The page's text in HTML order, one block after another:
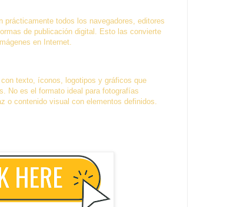
prácticamente todos los navegadores, editores
de publicación digital. Esto las convierte
en Internet.
texto, íconos, logotipos y gráficos que
No es el formato ideal para fotografías
o contenido visual con elementos definidos.